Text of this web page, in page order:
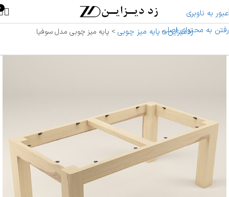
عبور به ناوبری
رفتن به محتوای اصلی
0
زددیزاین> پایه میز چوبی > پایه میز چوبی مدل سوفیا